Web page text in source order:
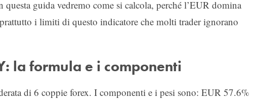
guida vedremo come si calcola, perché l’EUR domina
i limiti di questo indicatore che molti trader ignorano
la formula e i componenti
di 6 coppie forex. I componenti e i pesi sono: EUR 57.6%